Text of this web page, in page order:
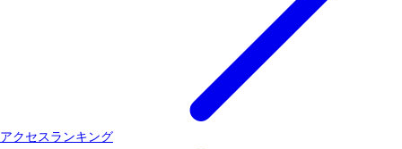
アクセスランキング